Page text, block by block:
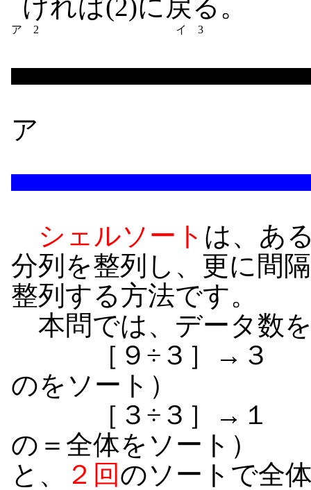
ければ(2)に戻る。
ア 2 イ 3
ア
シェルソート は、あ
分列を整列し、更に間
整列する方法です。
本問では、データ数
［９÷３］→３ ３
のをソート）
［３÷３］→１ １
の＝全体をソート）
と、
２回のソートで全